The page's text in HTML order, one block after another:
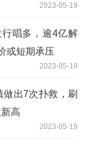
2023-05-19
行唱多，逾4亿解
或短期承压
2023-05-19
出7次扑救，刷
高
2023-05-19